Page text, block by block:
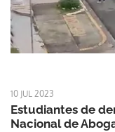
10 JUL 2023
Estudiantes de
Nacional de